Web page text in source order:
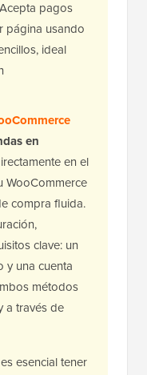
Acepta pagos
página usando
ideal
en
en el
WooCommerce
compra fluida.
clave: un
y una cuenta
métodos
a través de
esencial tener